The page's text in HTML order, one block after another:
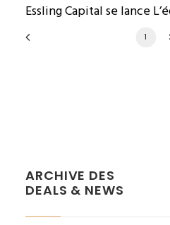
Essling Capital se lance
1
ARCHIVE DES
DEALS & NEWS